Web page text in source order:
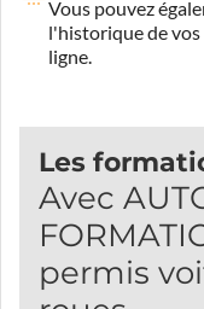
Vous pouvez
l'historique de vos
ligne.
Les
Avec
permis